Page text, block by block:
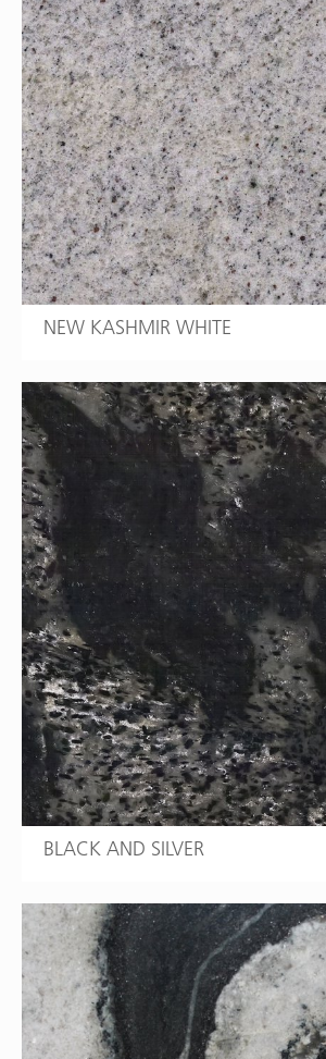
NEW KASHMIR WHITE
BLACK AND SILVER